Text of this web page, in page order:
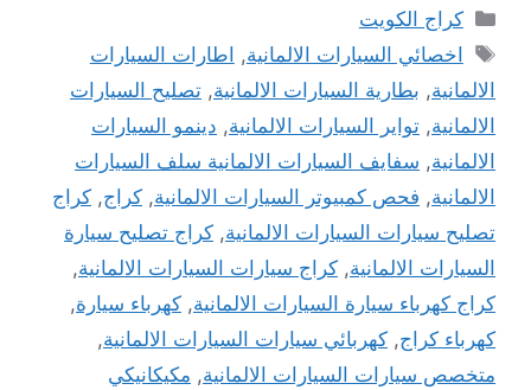
التصنيفات
كراج الكويت
الوسوم
اخصائي السيارات الالمانية, اطارات السيارات
الالمانية, بطارية السيارات الالمانية, تصليح السيارات
الالمانية, تواير السيارات الالمانية, دينمو السيارات
الالمانية, سفايف السيارات الالمانية سلف السيارات
الالمانية, فحص كمبيوتر السيارات الالمانية, كراج, كراج
تصليح سيارات السيارات الالمانية, كراج تصليح سيارة
السيارات الالمانية, كراج سيارات السيارات الالمانية,
كراج كهرباء سيارة السيارات الالمانية, كهرباء سيارة,
كهرباء كراج, كهربائي سيارات السيارات الالمانية,
متخصص سيارات السيارات الالمانية, مكيكانيكي